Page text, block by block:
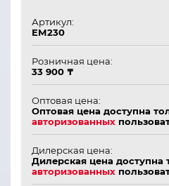
Артикул:
ЕМ230
Розничная цена:
33 900 ₸
Оптовая цена:
Оптовая цена доступна
авторизованных
Дилерская цена:
Дилерская цена доступна
авторизованных